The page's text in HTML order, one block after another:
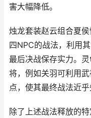
害大幅降低。
烛龙套装赵云组合夏
四NPC的战法，利用
最后决战保存实力。
将，例如关羽可利用
点，使其最终战法近乎
除了上述战法释放的